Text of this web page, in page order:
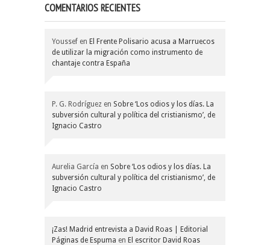
COMENTARIOS RECIENTES
Youssef en El Frente Polisario acusa a Marruecos
de utilizar la migración como instrumento de
chantaje contra España
P. G. Rodríguez en Sobre ‘Los odios y los días. La
subversión cultural y política del cristianismo’, de
Ignacio Castro
Aurelia García en Sobre ‘Los odios y los días. La
subversión cultural y política del cristianismo’, de
Ignacio Castro
¡Zas! Madrid entrevista a David Roas | Editorial
Páginas de Espuma en El escritor David Roas